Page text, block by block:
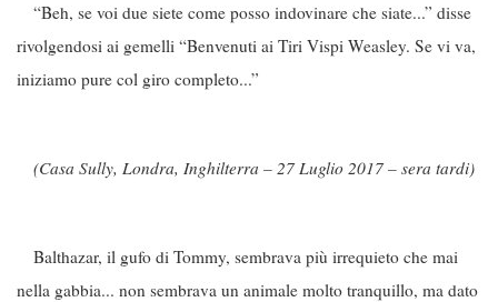
“Beh, se voi due siete come posso indovinare che siate...” disse
rivolgendosi ai gemelli “Benvenuti ai Tiri Vispi Weasley. Se vi va,
iniziamo pure col giro completo...”
(Casa Sully, Londra, Inghilterra – 27 Luglio 2017 – sera tardi)
Balthazar, il gufo di Tommy, sembrava più irrequieto che mai
nella gabbia... non sembrava un animale molto tranquillo, ma dato